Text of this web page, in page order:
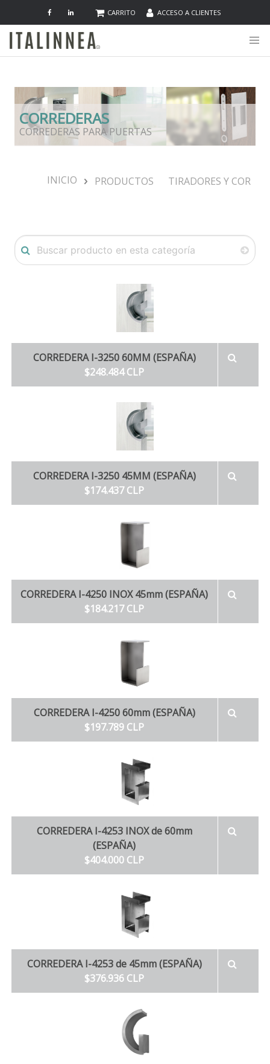
CARRITO ACCESO A CLIENTES
CORREDERAS
CORREDERAS PARA PUERTAS
INICIO PRODUCTOS TIRADORES Y
CORREDERA I-3250 60MM (ESPAÑA)
$248.484 CLP
CORREDERA I-3250 45MM (ESPAÑA)
$174.437 CLP
CORREDERA I-4250 INOX 45mm (ESPAÑA)
$184.217 CLP
CORREDERA I-4250 60mm (ESPAÑA)
$197.789 CLP
CORREDERA I-4253 INOX de 60mm
(ESPAÑA)
$404.000 CLP
CORREDERA I-4253 de 45mm (ESPAÑA)
$376.936 CLP